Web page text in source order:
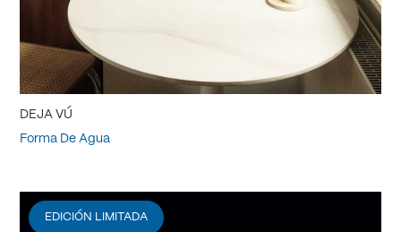
DEJA VÚ
Forma De Agua
EDICIÓN LIMITADA